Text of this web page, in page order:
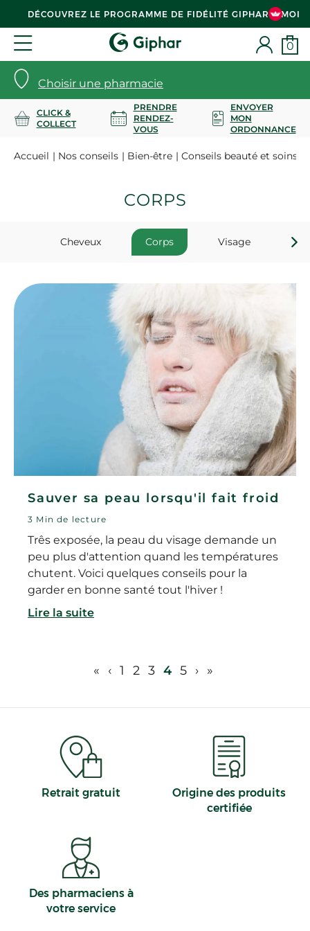
DÉCOUVREZ LE PROGRAMME DE FIDÉLITÉ GIPHAR & MOI
Choisir une pharmacie
0
CLICK &
COLLECT
PRENDRE
RENDEZ-
VOUS
ENVOYER
MON
ORDONNANCE
Accueil Nos conseils Bien-être Conseils beauté et soins
CORPS
Cheveux Corps Visage
Sauver sa peau lorsqu'il fait froid
3 Min de lecture
Três exposée, la peau du visage demande un
peu plus d'attention quand les températures
chutent. Voici quelques conseils pour la
garder en bonne santé tout l'hiver !
Lire la suite
« ‹ 1 2 3 4 5 › »
Retrait gratuit
Origine des produits
certifiée
Des pharmaciens à
votre service